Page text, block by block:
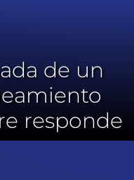
de un
responde